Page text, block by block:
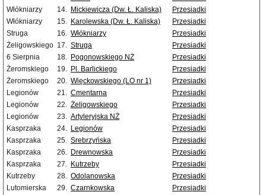
Włókniarzy
14. Mickiewicza (Dw. Ł. Kaliska)
Przesiadki
Włókniarzy
15. Karolewska (Dw. Ł. Kaliska)
Przesiadki
Struga
16. Włókniarzy
Przesiadki
Żeligowskiego 17. Struga
Przesiadki
6 Sierpnia
18. Pogonowskiego NŻ
Przesiadki
Żeromskiego
19. Pl. Barlickiego
Przesiadki
Żeromskiego
20. Więckowskiego (LO nr 1)
Przesiadki
Legionów
21. Cmentarna
Przesiadki
Legionów
22. Żeligowskiego
Przesiadki
Legionów
23. Artyleryjska NŻ
Przesiadki
Kasprzaka
24. Legionów
Przesiadki
Kasprzaka
25. Srebrzyńska
Przesiadki
Kasprzaka
26. Drewnowska
Przesiadki
Kasprzaka
27. Kutrzeby
Przesiadki
Kutrzeby
28. Odolanowska
Przesiadki
Lutomierska
29. Czarnkowska Przesiadki